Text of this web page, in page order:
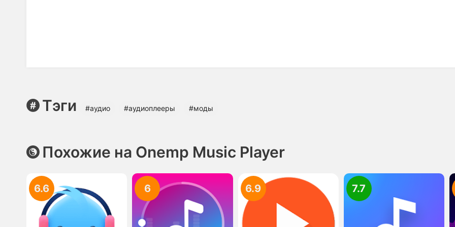
Тэги #аудио #аудиоплееры #моды
Похожие на Onemp Music Player
6.6 6 6.9 7.7